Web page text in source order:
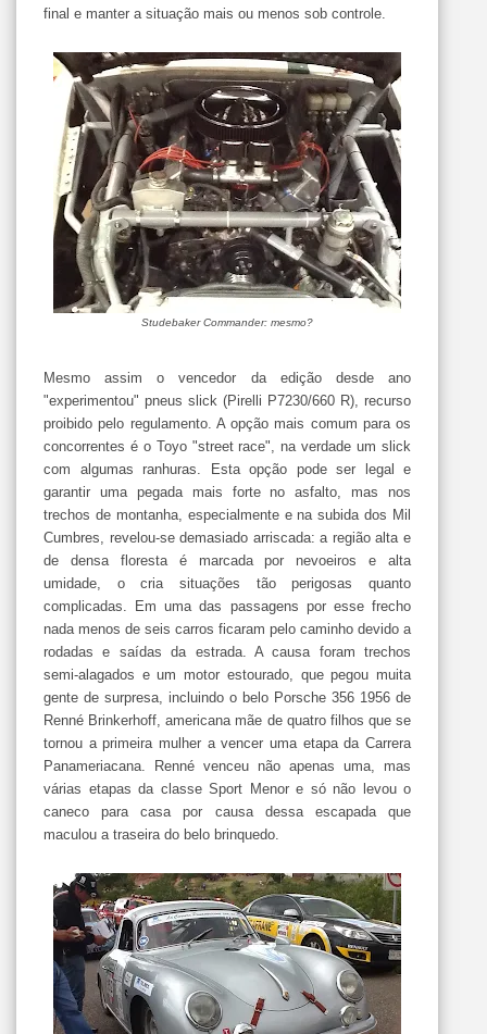
final e manter a situação mais ou menos sob controle.
Studebaker Commander: mesmo?
Mesmo assim o vencedor da edição desde ano
"experimentou" pneus slick (Pirelli P7230/660 R), recurso
proibido pelo regulamento. A opção mais comum para os
concorrentes é o Toyo "street race", na verdade um slick
com algumas ranhuras. Esta opção pode ser legal e
garantir uma pegada mais forte no asfalto, mas nos
trechos de montanha, especialmente e na subida dos Mil
Cumbres, revelou-se demasiado arriscada: a região alta e
de densa floresta é marcada por nevoeiros e alta
umidade, o cria situações tão perigosas quanto
complicadas. Em uma das passagens por esse frecho
nada menos de seis carros ficaram pelo caminho devido a
rodadas e saídas da estrada. A causa foram trechos
semi-alagados e um motor estourado, que pegou muita
gente de surpresa, incluindo o belo Porsche 356 1956 de
Renné Brinkerhoff, americana mãe de quatro filhos que se
tornou a primeira mulher a vencer uma etapa da Carrera
Panameriacana. Renné venceu não apenas uma, mas
várias etapas da classe Sport Menor e só não levou o
caneco para casa por causa dessa escapada que
maculou a traseira do belo brinquedo.